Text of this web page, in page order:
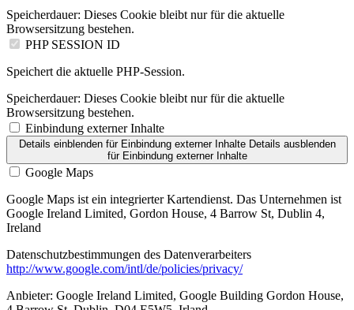
Speicherdauer: Dieses Cookie bleibt nur für die aktuelle
Browsersitzung bestehen.
PHP SESSION ID
Speichert die aktuelle PHP-Session.
Speicherdauer: Dieses Cookie bleibt nur für die aktuelle
Browsersitzung bestehen.
Einbindung externer Inhalte
Details einblendenfür Einbindung externer Inhalte Details ausblenden
für Einbindung externer Inhalte
Google Maps
Google Maps ist ein integrierter Kartendienst. Das Unternehmen ist
Google Ireland Limited, Gordon House, 4 Barrow St, Dublin 4,
Ireland
Datenschutzbestimmungen des Datenverarbeiters
http://www.google.com/intl/de/policies/privacy/
Anbieter: Google Ireland Limited, Google Building Gordon House,